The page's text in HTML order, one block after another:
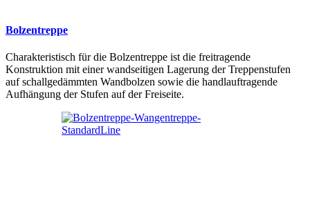
Bolzentreppe
Charakteristisch für die Bolzentreppe ist die freitragende
Konstruktion mit einer wandseitigen Lagerung der Treppenstufen
auf schallgedämmten Wandbolzen sowie die handlauftragende
Aufhängung der Stufen auf der Freiseite.